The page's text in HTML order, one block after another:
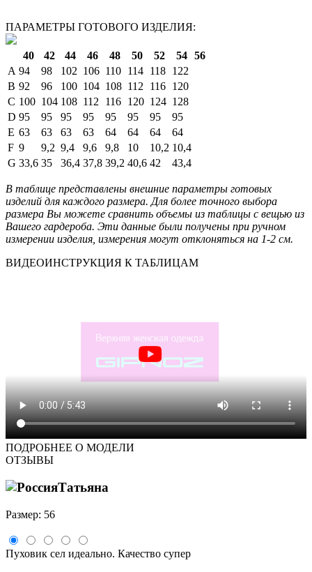
ПАРАМЕТРЫ ГОТОВОГО ИЗДЕЛИЯ:
40 42 44 46 48 50 52 54 56
A 94 98 102 106 110 114 118 122
B 92 96 100 104 108 112 116 120
C 100 104 108 112 116 120 124 128
D 95 95 95 95 95 95 95
95
E 63 63 63 63 64 64 64
64
F 9 9,2 9,4 9,6 9,8 10 10,2 10,4
G 33,6 35 36,4 37,8 39,2 40,6 42 43,4
В таблице представлены внешние параметры готовых
изделий для каждого размера. Для более точного выбора
размера Вы можете сравнить объемы из таблицы с вещью из
Вашего гардероба. Эти данные были получены при ручном
измерении изделия, измерения могут отклоняться на 1-2 см.
ВИДЕОИНСТРУКЦИЯ К ТАБЛИЦАМ
ПОДРОБНЕЕ О МОДЕЛИ
ОТЗЫВЫ
Татьяна
Размер: 56
Пуховик сел идеально. Качество супер